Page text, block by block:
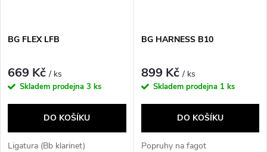
BG FLEX LFB
669 Kč/ ks
Skladem prodejna 3 ks
DO KOŠÍKU
Ligatura (Bb klarinet)
BG HARNESS B10
899 Kč/ ks
Skladem prodejna 1 ks
DO KOŠÍKU
Popruhy na fagot